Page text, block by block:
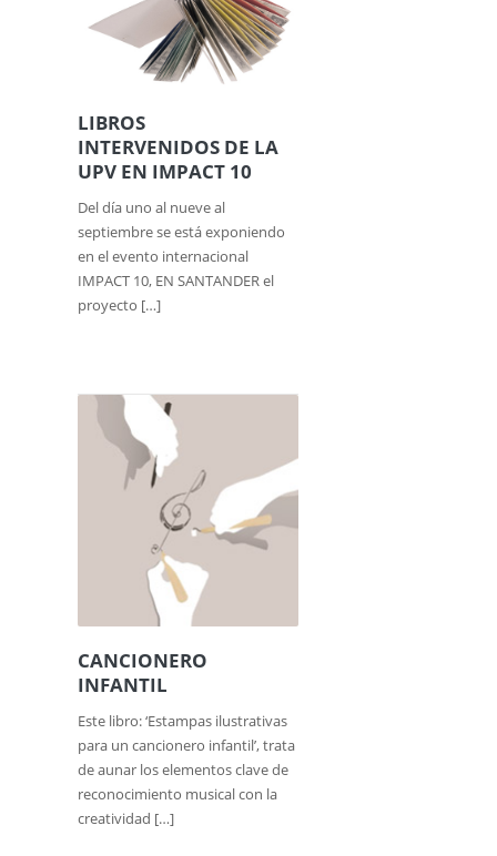
LIBROS
INTERVENIDOS DE LA
UPV EN IMPACT 10
Del día uno al nueve al
septiembre se está exponiendo
en el evento internacional
IMPACT 10, EN SANTANDER el
proyecto […]
CANCIONERO
INFANTIL
Este libro: ‘Estampas ilustrativas
para un cancionero infantil’, trata
de aunar los elementos clave de
reconocimiento musical con la
creatividad […]